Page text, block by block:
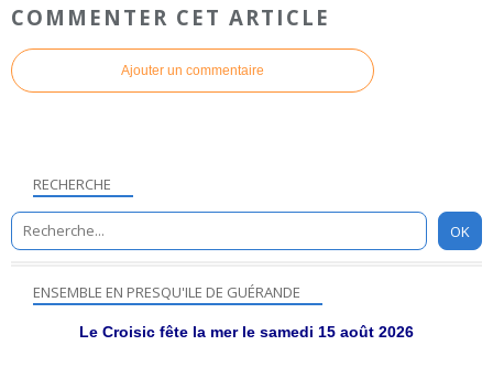
COMMENTER CET ARTICLE
Ajouter un commentaire
RECHERCHE
ENSEMBLE EN PRESQU'ILE DE GUÉRANDE
Le Croisic fête la mer le samedi 15 août 2026